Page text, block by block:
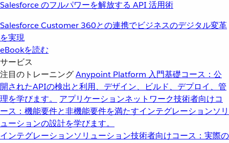
Salesforce のフルパワーを解放する API 活用術
Salesforce Customer 360との連携でビジネスのデジタル変革
を実現
eBookを読む
サービス
注目のトレーニングAnypoint Platform 入門基礎コース：公
開されたAPIの検出と利用、デザイン、ビルド、デプロイ、管
理を学びます。
アプリケーションネットワーク技術者向けコ
ース：機能要件と非機能要件を満たすインテグレーションソリ
ューションの設計を学びます。
インテグレーションソリューション技術者向けコース：実際の